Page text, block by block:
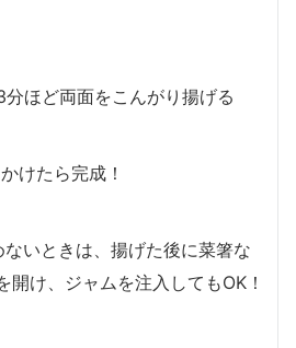
ほど両面をこんがり揚げる
けたら完成！
いときは、揚げた後に菜箸な
開け、ジャムを注入してもOK！